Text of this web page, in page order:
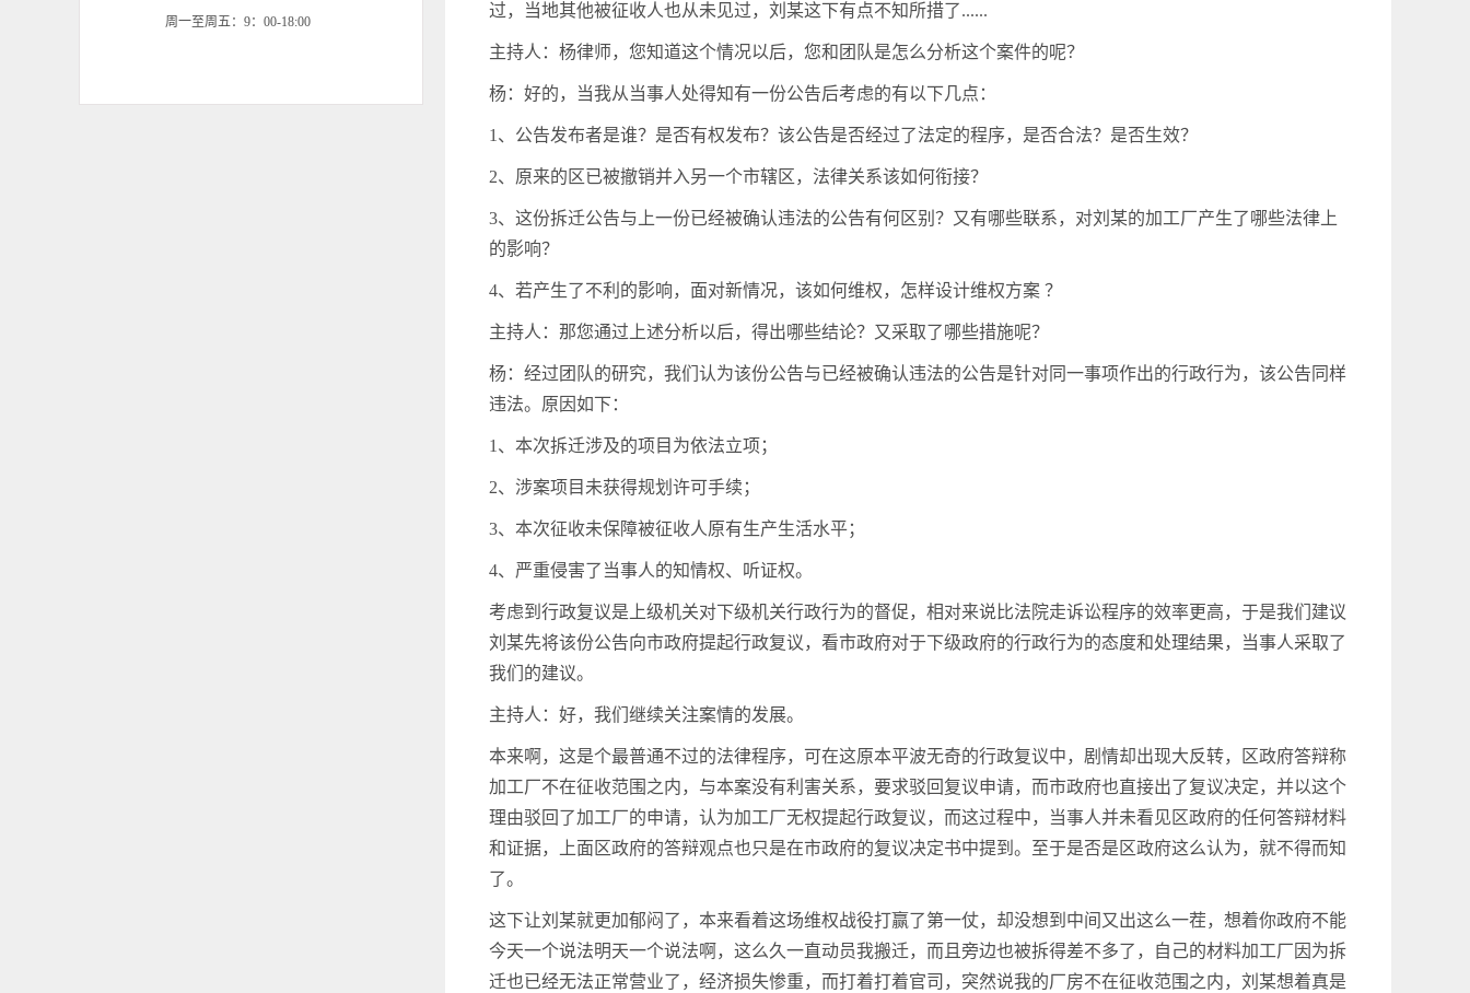
周一至周五：9：00-18:00
过，当地其他被征收人也从未见过，刘某这下有点不知所措了......
主持人：杨律师，您知道这个情况以后，您和团队是怎么分析这个案件的呢？
杨：好的，当我从当事人处得知有一份公告后考虑的有以下几点：
1、公告发布者是谁？是否有权发布？该公告是否经过了法定的程序，是否合法？是否生效？
2、原来的区已被撤销并入另一个市辖区，法律关系该如何衔接？
3、这份拆迁公告与上一份已经被确认违法的公告有何区别？又有哪些联系，对刘某的加工厂产生了哪些法律上
的影响？
4、若产生了不利的影响，面对新情况，该如何维权，怎样设计维权方案 ？
主持人：那您通过上述分析以后，得出哪些结论？又采取了哪些措施呢？
杨：经过团队的研究，我们认为该份公告与已经被确认违法的公告是针对同一事项作出的行政行为，该公告同样
违法。原因如下：
1、本次拆迁涉及的项目为依法立项；
2、涉案项目未获得规划许可手续；
3、本次征收未保障被征收人原有生产生活水平；
4、严重侵害了当事人的知情权、听证权。
考虑到行政复议是上级机关对下级机关行政行为的督促，相对来说比法院走诉讼程序的效率更高，于是我们建议
刘某先将该份公告向市政府提起行政复议，看市政府对于下级政府的行政行为的态度和处理结果，当事人采取了
我们的建议。
主持人：好，我们继续关注案情的发展。
本来啊，这是个最普通不过的法律程序，可在这原本平波无奇的行政复议中，剧情却出现大反转，区政府答辩称
加工厂不在征收范围之内，与本案没有利害关系，要求驳回复议申请，而市政府也直接出了复议决定，并以这个
理由驳回了加工厂的申请，认为加工厂无权提起行政复议，而这过程中，当事人并未看见区政府的任何答辩材料
和证据，上面区政府的答辩观点也只是在市政府的复议决定书中提到。至于是否是区政府这么认为，就不得而知
了。
这下让刘某就更加郁闷了，本来看着这场维权战役打赢了第一仗，却没想到中间又出这么一茬，想着你政府不能
今天一个说法明天一个说法啊，这么久一直动员我搬迁，而且旁边也被拆得差不多了，自己的材料加工厂因为拆
迁也已经无法正常营业了，经济损失惨重，而打着打着官司，突然说我的厂房不在征收范围之内，刘某想着真是